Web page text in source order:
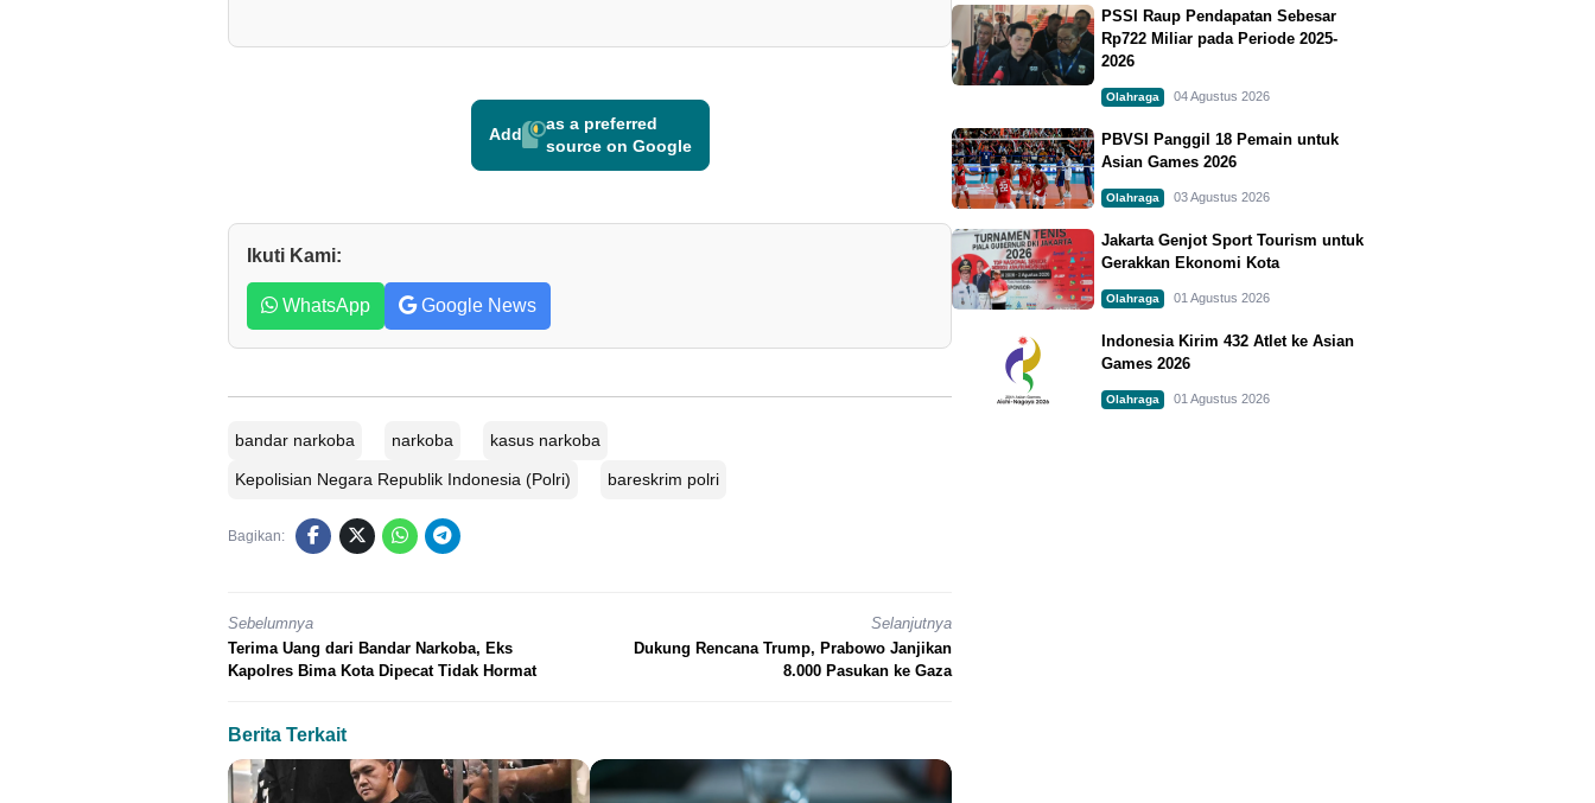
Add
as a preferred
source on Google
Ikuti Kami:
WhatsApp Google News
bandar narkoba narkoba kasus narkoba
Kepolisian Negara Republik Indonesia (Polri) bareskrim polri
Bagikan:
Sebelumnya
Terima Uang dari Bandar Narkoba, Eks
Kapolres Bima Kota Dipecat Tidak Hormat
Selanjutnya
Dukung Rencana Trump, Prabowo Janjikan
8.000 Pasukan ke Gaza
Berita Terkait
PSSI Raup Pendapatan Sebesar
Rp722 Miliar pada Periode 2025-
2026
Olahraga 04 Agustus 2026
PBVSI Panggil 18 Pemain untuk
Asian Games 2026
Olahraga 03 Agustus 2026
Jakarta Genjot Sport Tourism untuk
Gerakkan Ekonomi Kota
Olahraga 01 Agustus 2026
Indonesia Kirim 432 Atlet ke Asian
Games 2026
Olahraga 01 Agustus 2026